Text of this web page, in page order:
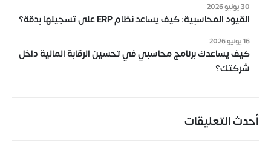
القيود المحاسبية: كيف يساعد نظام ERP على تسجيلها بدقة؟
30 يونيو 2026
كيف يساعدك برنامج محاسبي في تحسين الرقابة المالية داخل
شركتك؟
16 يونيو 2026
أحدث التعليقات